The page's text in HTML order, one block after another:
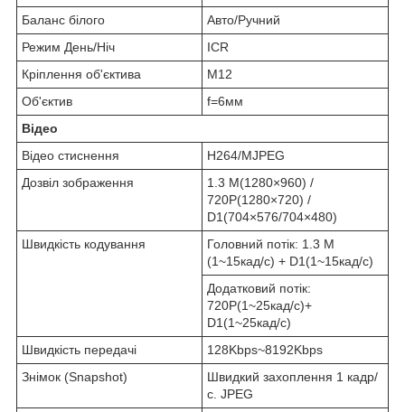
Баланс білого
Авто/Ручний
Режим День/Ніч
ICR
Кріплення об'єктива
M12
Об'єктив
f=6мм
Відео
Відео стиснення
H264/MJPEG
Дозвіл зображення
1.3 M(1280×960) /
720P(1280×720) /
D1(704×576/704×480)
Швидкість кодування
Головний потік: 1.3 M
(1~15кад/с) + D1(1~15кад/с)
Додатковий потік:
720P(1~25кад/с)+
D1(1~25кад/с)
Швидкість передачі
128Kbps~8192Kbps
Знімок (Snapshot)
Швидкий захоплення 1 кадр/
с. JPEG